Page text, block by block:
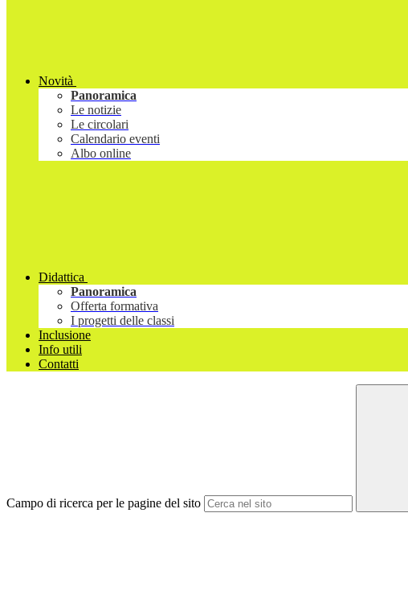
Novità
Panoramica
Le notizie
Le circolari
Calendario eventi
Albo online
Didattica
Panoramica
Offerta formativa
I progetti delle classi
Inclusione
Info utili
Contatti
Campo di ricerca per le pagine del sito